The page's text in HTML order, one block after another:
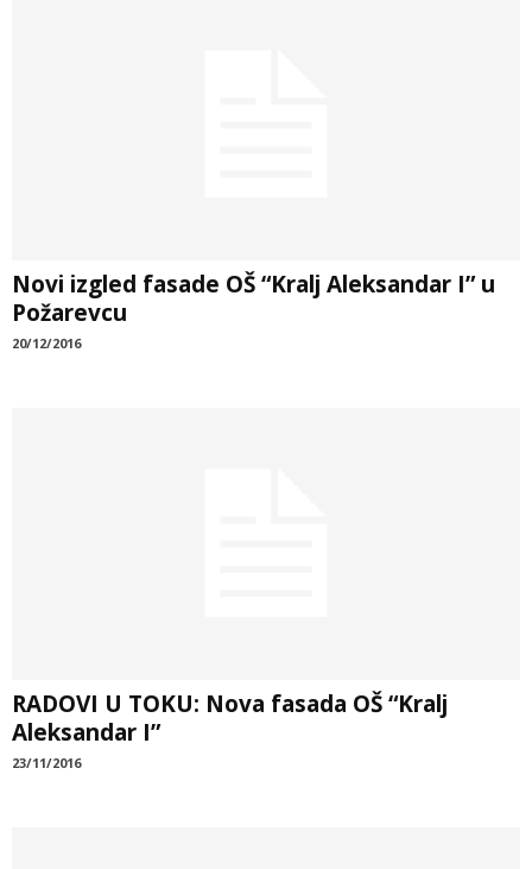
Novi izgled fasade OŠ “Kralj Aleksandar I” u
Požarevcu
20/12/2016
RADOVI U TOKU: Nova fasada OŠ “Kralj
Aleksandar I”
23/11/2016